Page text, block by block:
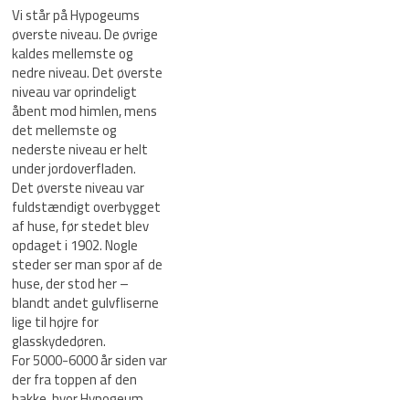
Vi står på Hypogeums
øverste niveau. De øvrige
kaldes mellemste og
nedre niveau. Det øverste
niveau var oprindeligt
åbent mod himlen, mens
det mellemste og
nederste niveau er helt
under jordoverfladen.
Det øverste niveau var
fuldstændigt overbygget
af huse, før stedet blev
opdaget i 1902. Nogle
steder ser man spor af de
huse, der stod her –
blandt andet gulvfliserne
lige til højre for
glasskydedøren.
For 5000-6000 år siden var
der fra toppen af ​​den